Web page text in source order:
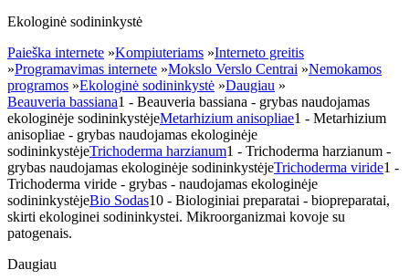
Ekologinė sodininkystė
Paieška internete »Kompiuteriams »Interneto greitis
»Programavimas internete »Mokslo Verslo Centrai »Nemokamos
programos »Ekologinė sodininkystė »Daugiau »
Beauveria bassiana1 - Beauveria bassiana - grybas naudojamas
ekologinėje sodininkystėjeMetarhizium anisopliae1 - Metarhizium
anisopliae - grybas naudojamas ekologinėje
sodininkystėjeTrichoderma harzianum1 - Trichoderma harzianum -
grybas naudojamas ekologinėje sodininkystėjeTrichoderma viride1 -
Trichoderma viride - grybas - naudojamas ekologinėje
sodininkystėjeBio Sodas10 - Biologiniai preparatai - biopreparatai,
skirti ekologinei sodininkystei. Mikroorganizmai kovoje su
patogenais.
Daugiau